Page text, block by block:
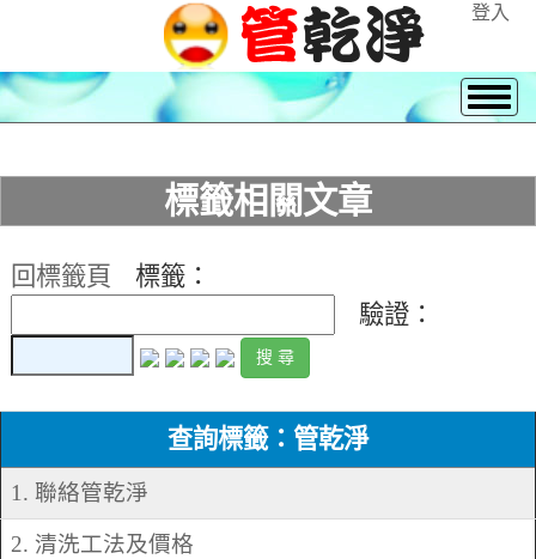
登入
標籤相關文章
回標籤頁
標籤：
驗證：
查詢標籤：管乾淨
1. 聯絡管乾淨
2. 清洗工法及價格